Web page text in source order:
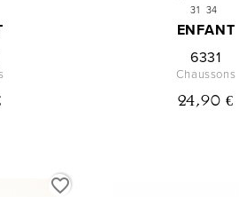
31 34
ENFANT
6331
Chaussons
24,90 €
favorite_border